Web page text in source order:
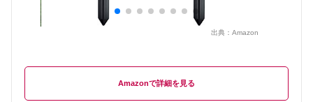
出典： Amazon
Amazon